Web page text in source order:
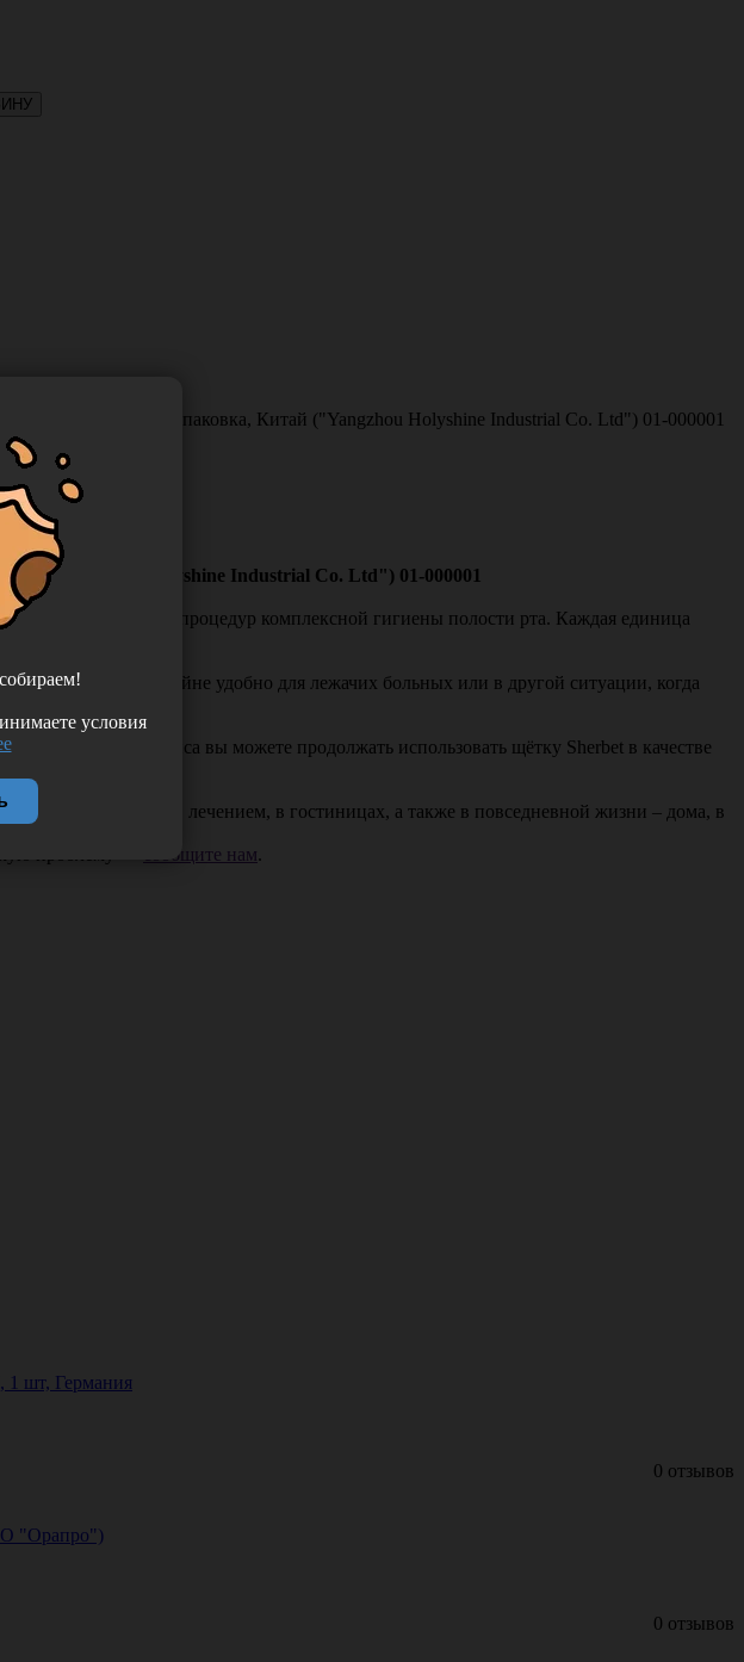
индивидуальная упаковка, Китай ("Yangzhou Holyshine Industrial Co. Ltd") 01-000001
("Yangzhou Holyshine Industrial Co. Ltd") 01-000001
ежедневных процедур комплексной гигиены полости рта. Каждая единица
Это крайне удобно для лежачих больных или в другой ситуации, когда
первого сеанса вы можете продолжать использовать щётку Sherbet в качестве
в день.
перед осмотром, лечением, в гостиницах, а также в повседневной жизни – дома, в
проблему —
сообщите нам.
1 шт, Германия
0 отзывов
"Орапро")
0 отзывов
условия